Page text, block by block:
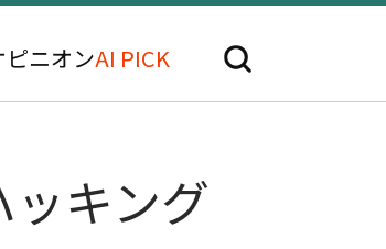
ピニオンAI PICK
キング